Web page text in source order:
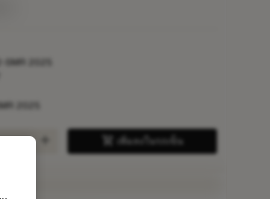
2025
2025
add shopping_cart เพิ่มลงในรถเข็น